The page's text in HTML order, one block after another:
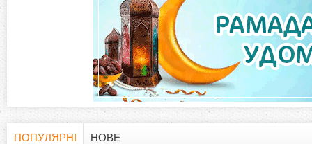
а
к
и
ПОПУЛЯРНІ
НОВЕ